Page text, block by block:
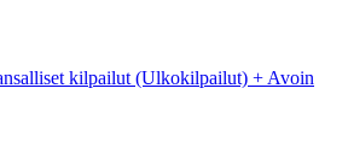
kilpailut (Ulkokilpailut) + Avoin